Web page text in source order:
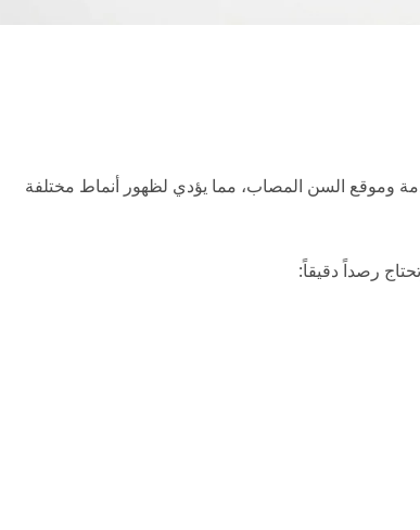
وموقع السن المصاب، مما يؤدي لظهور أنماط مختلفة
رصداً دقيقاً: